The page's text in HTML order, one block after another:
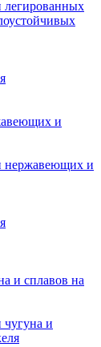
легированных
и
нержавеющих и
и сплавов на
чугуна и